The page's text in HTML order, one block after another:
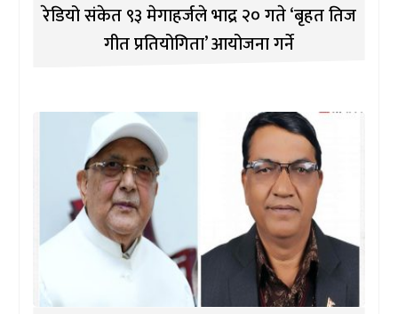
रेडियो संकेत ९३ मेगाहर्जले भाद्र २० गते ‘बृहत तिज
गीत प्रतियोगिता’ आयोजना गर्ने